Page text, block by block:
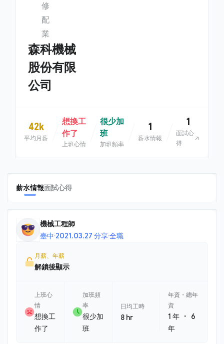
修
配
業
森科機械
股份有限
公司
42k
平均月薪
想換工
作了
上班心情
很少加
班
加班頻率
1
薪水情報
1
面試心
得
薪水情報面試心得
機械工程師
臺中·2021.03.27 分享·全職
月薪、年薪
解鎖後顯示
上班心
情
想換工
作了
加班頻
率
很少加
班
日均工時
8 hr
年資・總年
資
1 年 ・
6
年